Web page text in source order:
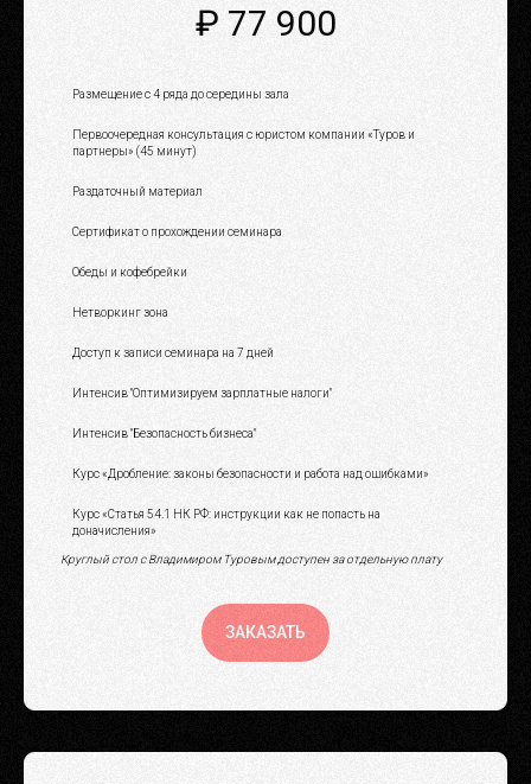
₽ 77 900
Размещение c 4 ряда до середины зала
Первоочередная консультация с юристом компании «Туров и
партнеры» (45 минут)
Раздаточный материал
Сертификат о прохождении семинара
Обеды и кофебрейки
Нетворкинг зона
Доступ к записи семинара на 7 дней
Интенсив "Оптимизируем зарплатные налоги"
Интенсив "Безопасность бизнеса"
Курс «Дробление: законы безопасности и работа над ошибками»
Курс «Статья 54.1 НК РФ: инструкции как не попасть на
доначисления»
Круглый стол с Владимиром Туровым доступен за отдельную плату
ЗАКАЗАТЬ